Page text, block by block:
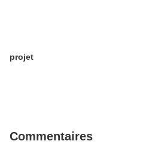
projet
Commentaires